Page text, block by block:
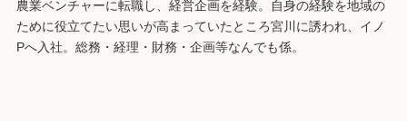
農業ベンチャーに転職し、経営企画を経験。自身の経験を地域の
ために役立てたい思いが高まっていたところ宮川に誘われ、イノ
Pへ入社。総務・経理・財務・企画等なんでも係。